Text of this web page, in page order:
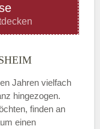
Jahren vielfach
hingezogen.
finden an
einen